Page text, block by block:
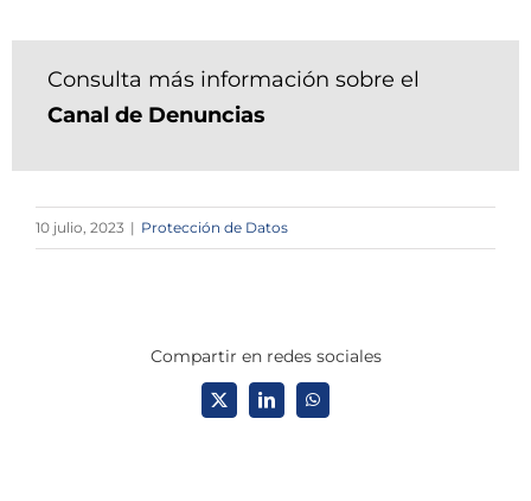
Consulta más información sobre el
Canal de Denuncias
10 julio, 2023 | Protección de Datos
Compartir en redes sociales
X LinkedInWhatsApp